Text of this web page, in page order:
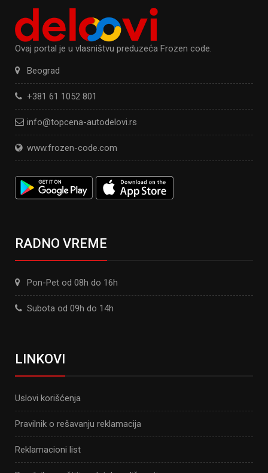
Ovaj portal je u vlasništvu preduzeća Frozen code.
Beograd
+381 61 1052 801
info@topcena-autodelovi.rs
www.frozen-code.com
RADNO VREME
Pon-Pet od 08h do 16h
Subota od 09h do 14h
LINKOVI
Uslovi korišćenja
Pravilnik o rešavanju reklamacija
Reklamacioni list